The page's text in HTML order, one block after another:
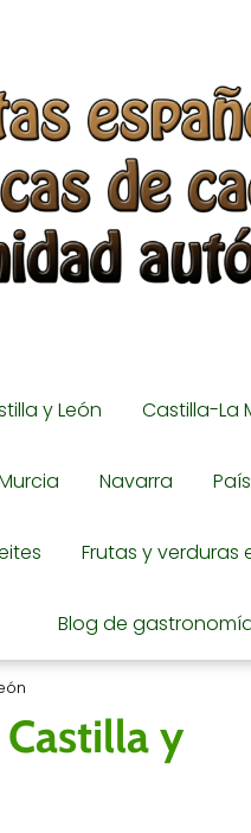
y León Castilla-La
Navarra
Frutas y verduras
Blog de
y